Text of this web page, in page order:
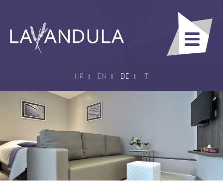
HR EN DE IT